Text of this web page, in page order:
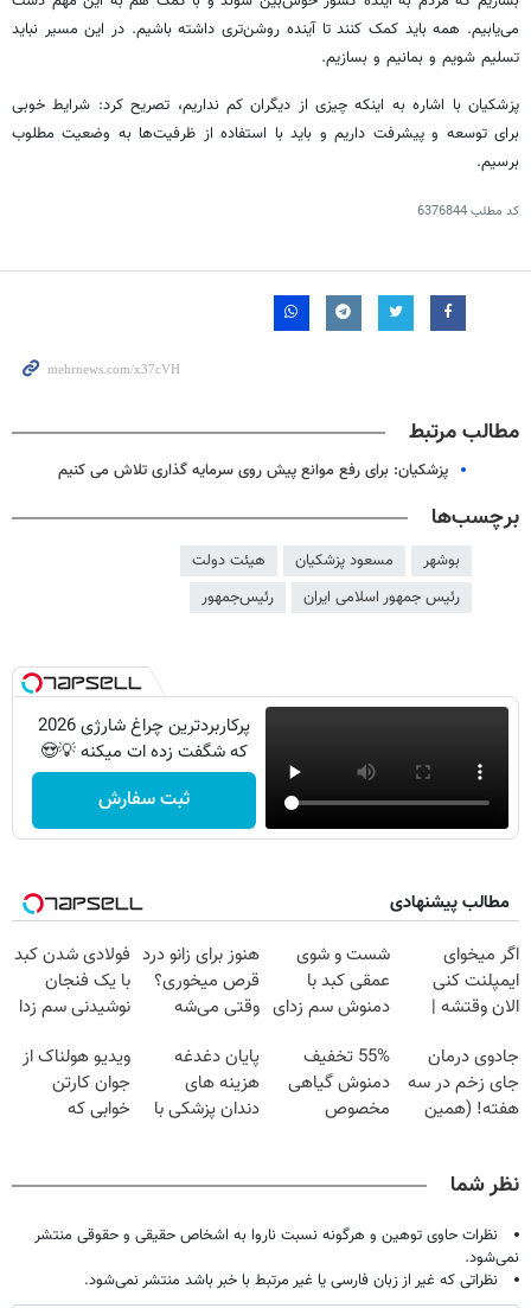
می‌یابیم. همه باید کمک کنند تا آینده روشن‌تری داشته باشیم. در این مسیر نباید
تسلیم شویم و بمانیم و بسازیم.
پزشکیان با اشاره به اینکه چیزی از دیگران کم نداریم، تصریح کرد: شرایط خوبی
برای توسعه و پیشرفت داریم و باید با استفاده از ظرفیت‌ها به وضعیت مطلوب
برسیم.
کد مطلب6376844
مطالب مرتبط
پزشکیان: برای رفع موانع پیش روی سرمایه گذاری تلاش می کنیم
برچسب‌ها
بوشهر مسعود پزشکیان
هیئت دولت
رئیس جمهور اسلامی ایران
رئیس‌جمهور
پرکاربردترین چراغ شارژی 2026
که شگفت زده ات میکنه 💡😍
ثبت سفارش
مطالب پیشنهادی
اگر میخوای
ایمپلنت کنی
الان وقتشه |
میلیون تومان!!!
شست و شوی
عمقی کبد با
دمنوش سم زدای
هنوز برای زانو درد
قرص میخوری؟
وقتی می‌شه
درمانش کرد؟؟؟؟
فولادی شدن کبد
با یک فنجان
نوشیدنی سم زدا
جادوی درمان
جای زخم در سه
هفته! (همین
55% تخفیف
دمنوش گیاهی
مخصوص
پایان دغدغه
هزینه های
دندان پزشکی با
ویدیو هولناک از
جوان کارتن
خوابی که
نظر شما
نظرات حاوی توهین و هرگونه نسبت ناروا به اشخاص حقیقی و حقوقی منتشر
نمی‌شود.
نظراتی که غیر از زبان فارسی یا غیر مرتبط با خبر باشد منتشر نمی‌شود.